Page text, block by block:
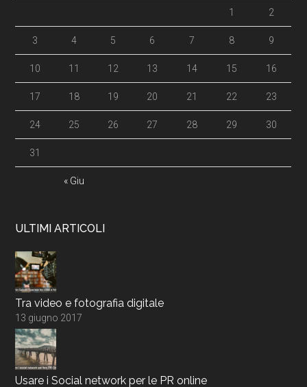
« Giu
1 2
3 4 5 6 7 8 9
10 11 12 13 14 15 16
17 18 19 20 21 22 23
24 25 26 27 28 29 30
31
ULTIMI ARTICOLI
Tra video e fotografia digitale
13 giugno 2017
Usare i Social network per le PR online